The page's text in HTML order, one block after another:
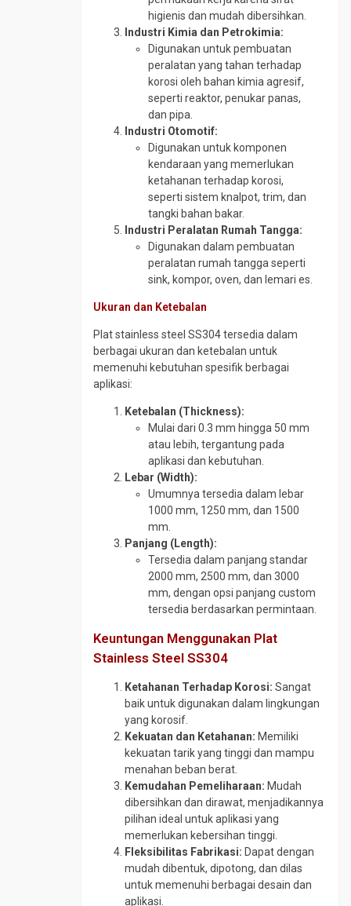
higienis dan mudah dibersihkan.
Industri Kimia dan Petrokimia:
Digunakan untuk pembuatan
peralatan yang tahan terhadap
korosi oleh bahan kimia agresif,
seperti reaktor, penukar panas,
dan pipa.
Industri Otomotif:
Digunakan untuk komponen
kendaraan yang memerlukan
ketahanan terhadap korosi,
seperti sistem knalpot, trim, dan
tangki bahan bakar.
Industri Peralatan Rumah Tangga:
Digunakan dalam pembuatan
peralatan rumah tangga seperti
sink, kompor, oven, dan lemari es.
Ukuran dan Ketebalan
Plat stainless steel SS304 tersedia dalam
berbagai ukuran dan ketebalan untuk
memenuhi kebutuhan spesifik berbagai
aplikasi:
Ketebalan (Thickness):
Mulai dari 0.3 mm hingga 50 mm
atau lebih, tergantung pada
aplikasi dan kebutuhan.
Lebar (Width):
Umumnya tersedia dalam lebar
1000 mm, 1250 mm, dan 1500
mm.
Panjang (Length):
Tersedia dalam panjang standar
2000 mm, 2500 mm, dan 3000
mm, dengan opsi panjang custom
tersedia berdasarkan permintaan.
Keuntungan Menggunakan Plat
Stainless Steel SS304
Ketahanan Terhadap Korosi: Sangat
baik untuk digunakan dalam lingkungan
yang korosif.
Kekuatan dan Ketahanan: Memiliki
kekuatan tarik yang tinggi dan mampu
menahan beban berat.
Kemudahan Pemeliharaan: Mudah
dibersihkan dan dirawat, menjadikannya
pilihan ideal untuk aplikasi yang
memerlukan kebersihan tinggi.
Fleksibilitas Fabrikasi: Dapat dengan
mudah dibentuk, dipotong, dan dilas
untuk memenuhi berbagai desain dan
aplikasi.